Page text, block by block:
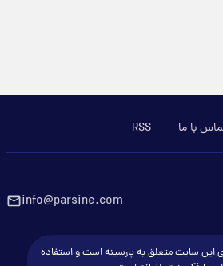
با ما RSS
info@parsine.com
این سایت متعلق به پارسینه است و استفاده